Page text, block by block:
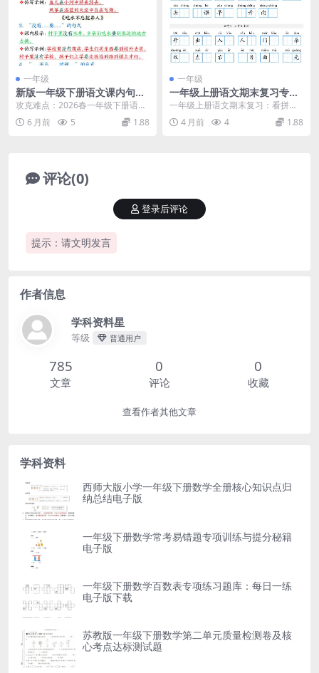
一年级
新版一年级下册语文课内句子
仿写同步专项练习全册重点句
式汇总电子版
攻克难点：2026春一年级下册语文
课内句子仿写专项解析 大家好，我
是学科星。进入...
6 月前 5 1.88
一年级
一年级上册语文期末复习专
项：看拼音写词语过关练习题
（16页带答案版）
一年级上册语文期末复习：看拼音
写词语专项过关练 期末考试临近，
一年级上册语文的基...
4 月前 4 1.88
评论(0)
提示：请文明发言
登录后评论
作者信息
学科资料星
等级 普通用户
785
文章
0
评论
0
收藏
查看作者其他文章
学科资料
西师大版小学一年级下册数学全册核心知识点归
纳总结电子版
一年级下册数学常考易错题专项训练与提分秘籍
电子版
一年级下册数学百数表专项练习题库：每日一练
电子版下载
苏教版一年级下册数学第二单元质量检测卷及核
心考点达标测试题